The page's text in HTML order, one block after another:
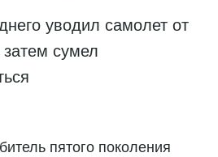
уводил самолет от
сумел
пятого поколения